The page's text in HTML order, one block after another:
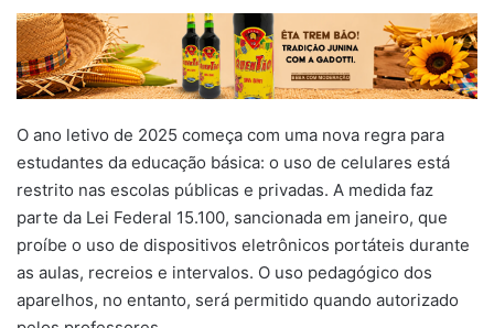
O ano letivo de 2025 começa com uma nova regra para
estudantes da educação básica: o uso de celulares está
restrito nas escolas públicas e privadas. A medida faz
parte da Lei Federal 15.100, sancionada em janeiro, que
proíbe o uso de dispositivos eletrônicos portáteis durante
as aulas, recreios e intervalos. O uso pedagógico dos
aparelhos, no entanto, será permitido quando autorizado